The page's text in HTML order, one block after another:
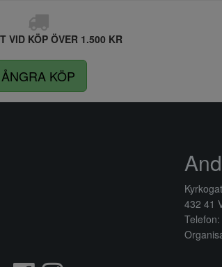
VID KÖP ÖVER 1.500 KR
ÅNGRA KÖP
432 41
Telefon: